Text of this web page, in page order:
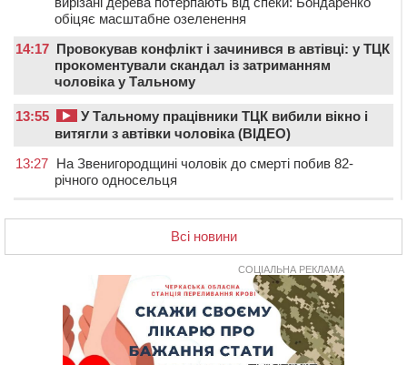
обіцяє масштабне озеленення
14:17
Провокував конфлікт і зачинився в автівці: у ТЦК
прокоментували скандал із затриманням
чоловіка у Тальному
13:55
У Тальному працівники ТЦК вибили вікно і
витягли з автівки чоловіка (ВІДЕО)
13:27
На Звенигородщині чоловік до смерті побив 82-
річного односельця
12:50 “Як сказати дитині, що тато загинув?”: для
вихователів Черкащини запускають серію унікальних
тренінгів
На Золотоніщині вже десяту добу гасять пожежу
торфу
Всі новини
СОЦІАЛЬНА РЕКЛАМА